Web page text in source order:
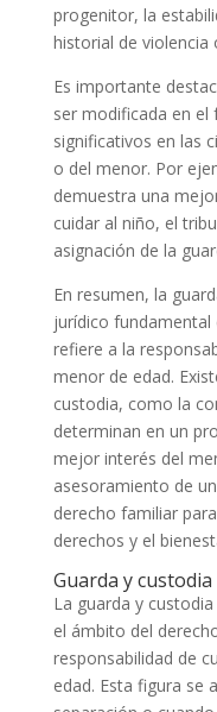
progenitor, la
historial de
Es importante
ser modificada en el
significativos en las
o del menor. Por
demuestra una
cuidar al niño, el
asignación de la
En resumen, la
jurídico fundamental
refiere a la
menor de edad.
custodia, como la
determinan en un
mejor interés del
asesoramiento de
derecho familiar
derechos y el
Guarda y custodia
La guarda y
el ámbito del
responsabilidad de
edad. Esta figura se